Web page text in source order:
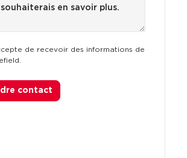
de recevoir des informations de
contact